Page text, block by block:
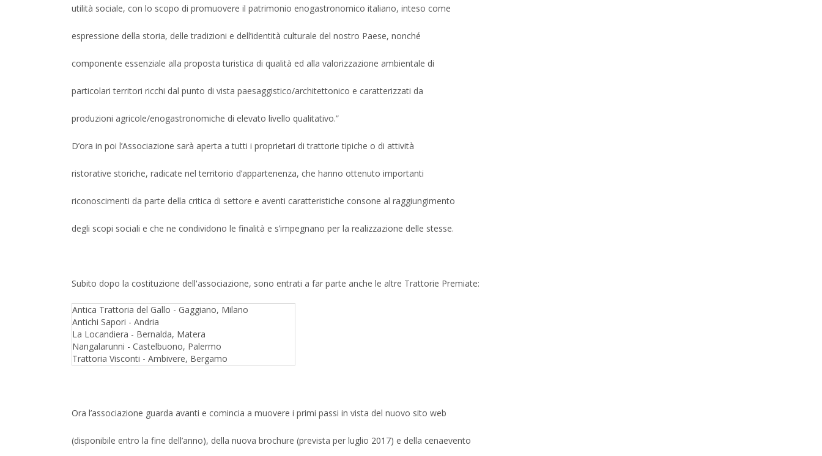
utilità sociale, con lo scopo di promuovere il patrimonio enogastronomico italiano, inteso come
espressione della storia, delle tradizioni e dell’identità culturale del nostro Paese, nonché
componente essenziale alla proposta turistica di qualità ed alla valorizzazione ambientale di
particolari territori ricchi dal punto di vista paesaggistico/architettonico e caratterizzati da
produzioni agricole/enogastronomiche di elevato livello qualitativo.”
D’ora in poi l’Associazione sarà aperta a tutti i proprietari di trattorie tipiche o di attività
ristorative storiche, radicate nel territorio d’appartenenza, che hanno ottenuto importanti
riconoscimenti da parte della critica di settore e aventi caratteristiche consone al raggiungimento
degli scopi sociali e che ne condividono le finalità e s’impegnano per la realizzazione delle stesse.
Subito dopo la costituzione dell'associazione, sono entrati a far parte anche le altre Trattorie Premiate:
Antica Trattoria del Gallo - Gaggiano, Milano
Antichi Sapori - Andria
La Locandiera - Bernalda, Matera
Nangalarunni - Castelbuono, Palermo
Trattoria Visconti - Ambivere, Bergamo
Ora l’associazione guarda avanti e comincia a muovere i primi passi in vista del nuovo sito web
(disponibile entro la fine dell’anno), della nuova brochure (prevista per luglio 2017) e della cenaevento